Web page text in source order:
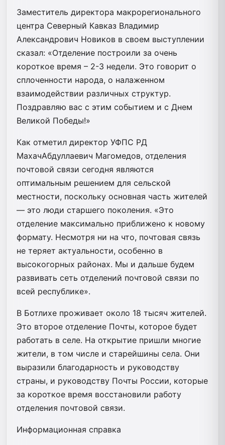
Заместитель директора макрорегионального
центра Северный Кавказ Владимир
Александрович Новиков в своем выступлении
сказал: «Отделение построили за очень
короткое время – 2-3 недели. Это говорит о
сплоченности народа, о налаженном
взаимодействии различных структур.
Поздравляю вас с этим событием и с Днем
Великой Победы!»
Как отметил директор УФПС РД
МахачАбдуллаевич Магомедов, отделения
почтовой связи сегодня являются
оптимальным решением для сельской
местности, поскольку основная часть жителей
— это люди старшего поколения. «Это
отделение максимально приближено к новому
формату. Несмотря ни на что, почтовая связь
не теряет актуальности, особенно в
высокогорных районах. Мы и дальше будем
развивать сеть отделений почтовой связи по
всей республике».
В Ботлихе проживает около 18 тысяч жителей.
Это второе отделение Почты, которое будет
работать в селе. На открытие пришли многие
жители, в том числе и старейшины села. Они
выразили благодарность и руководству
страны, и руководству Почты России, которые
за короткое время восстановили работу
отделения почтовой связи.
Информационная справка